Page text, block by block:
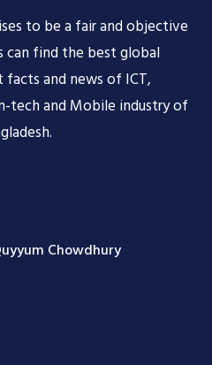
to be a fair and objective
can find the best global
and news of ICT,
tech and Mobile industry of
Chowdhury